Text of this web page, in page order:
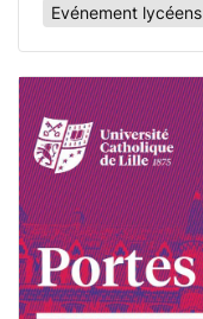
Evénement lycéens